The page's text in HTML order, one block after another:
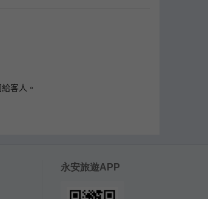
客人。
永安旅遊APP